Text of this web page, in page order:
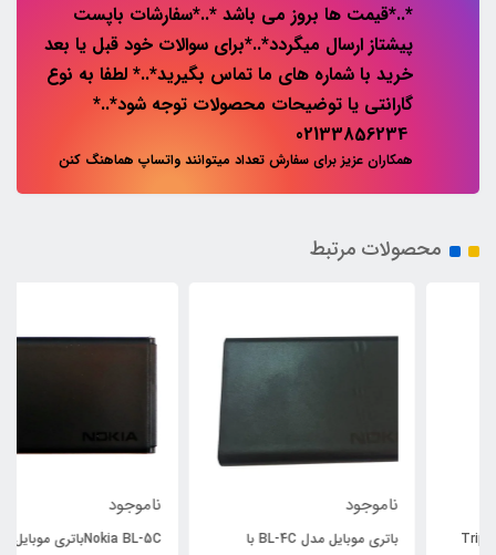
*..*قیمت ها بروز می باشد *..*سفارشات باپست
پیشتاز ارسال میگردد*..*برای سوالات خود قبل یا بعد
خرید با شماره های ما تماس بگیرید*..* لطفا به نوع
گارانتی یا توضیحات محصولات توجه شود*..*
همکاران عزیز برای سفارش تعداد میتوانند واتساپ هماهنگ کنن
محصولات مرتبط
باتری موبایل مدل BL-4C با
Nokia BL-5Cباتری موبایل